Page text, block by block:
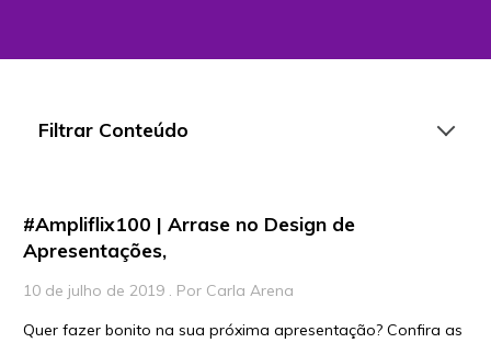
Filtrar Conteúdo
Artigos
#Ampliflix100 | Arrase no Design de
Apresentações,
10 de julho de 2019 . Por Carla Arena
Quer fazer bonito na sua próxima apresentação? Confira as